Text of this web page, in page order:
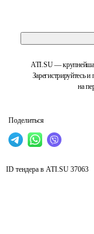
ATI.SU —
Зарегистрируйтесь
на
Поделиться
ID тендера в ATI.SU 37063